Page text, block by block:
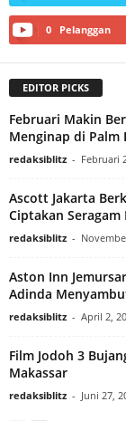
0 Pelanggan
EDITOR PICKS
Februari Makin
Menginap di Palm
redaksiblitz - Februari
Ascott Jakarta
Ciptakan
redaksiblitz -
Aston Inn
Adinda
redaksiblitz - April 2,
Film Jodoh 3
Makassar
redaksiblitz - Juni 27,